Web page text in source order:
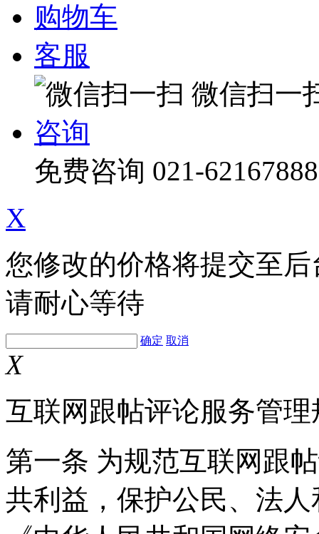
购物车
客服
微信扫一
咨询
免费咨询 021-62167888
X
您修改的价格将提交至
请耐心等待
确定 取消
X
互联网跟帖评论服务管理
第一条 为规范互联网跟
共利益，保护公民、法